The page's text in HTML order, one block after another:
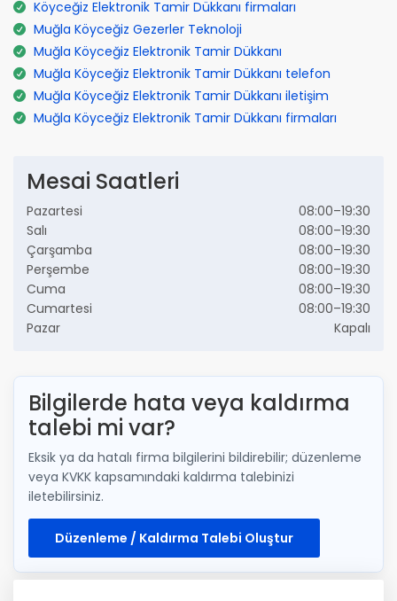
Köyceğiz Elektronik Tamir Dükkanı firmaları
Muğla Köyceğiz Gezerler Teknoloji
Muğla Köyceğiz Elektronik Tamir Dükkanı
Muğla Köyceğiz Elektronik Tamir Dükkanı telefon
Muğla Köyceğiz Elektronik Tamir Dükkanı iletişim
Muğla Köyceğiz Elektronik Tamir Dükkanı firmaları
Mesai Saatleri
Pazartesi
08:00–19:30
Salı
08:00–19:30
Çarşamba
08:00–19:30
Perşembe
08:00–19:30
Cuma
08:00–19:30
Cumartesi
08:00–19:30
Pazar
Kapalı
Bilgilerde hata veya kaldırma
talebi mi var?
Eksik ya da hatalı firma bilgilerini bildirebilir; düzenleme
veya KVKK kapsamındaki kaldırma talebinizi
iletebilirsiniz.
Düzenleme / Kaldırma Talebi Oluştur